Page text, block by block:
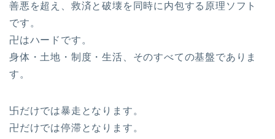
善悪を超え、救済と破壊を同時に内包する原理ソフト
です。
卍はハードです。
身体・土地・制度・生活、そのすべての基盤でありま
す。
卐だけでは暴走となります。
卍だけでは停滞となります。